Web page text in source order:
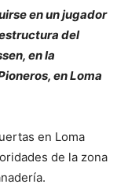
en un jugador
del
en la
en Loma
en Loma
de la zona